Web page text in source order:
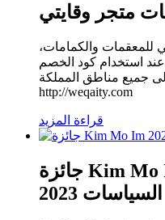
للمعقمات والكمامات،
عند استخدام كود الخصم ( SNA ) . يتوفر لديهم كمامات
جميع مناطق المملكة:
http://weqaity.com
قراءة المزيد
جائزة Kim Mo Im للابتكار والتأثير في
السياسات 2023